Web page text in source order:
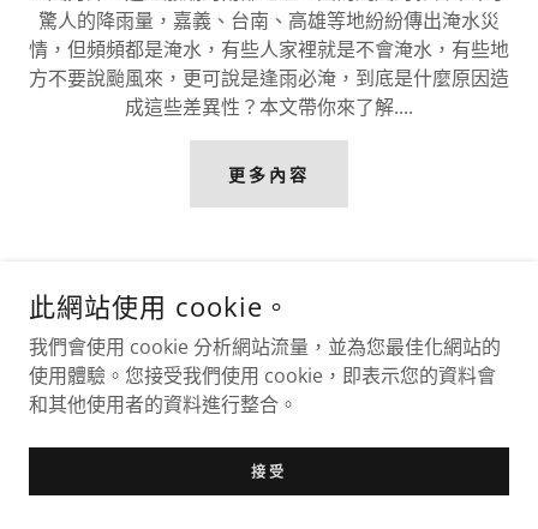
驚人的降雨量，嘉義、台南、高雄等地紛紛傳出淹水災
情，但頻頻都是淹水，有些人家裡就是不會淹水，有些地
方不要說颱風來，更可說是逢雨必淹，到底是什麼原因造
成這些差異性？本文帶你來了解....
更多內容
此網站使用 cookie。
我們會使用 cookie 分析網站流量，並為您最佳化網站的
使用體驗。您接受我們使用 cookie，即表示您的資料會
和其他使用者的資料進行整合。
接受